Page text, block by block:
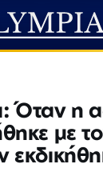
Όταν η
με